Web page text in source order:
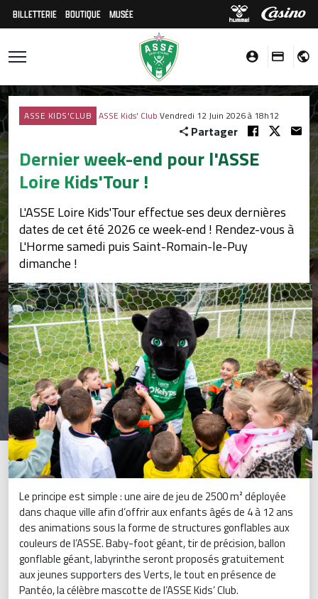
BILLETTERIE BOUTIQUE MUSÉE
ASSE KIDS'CLUB ASSE Kids' Club Vendredi 12 Juin 2026 à 18h12
Partager
Dernier week-end pour l'ASSE
Loire Kids'Tour !
L'ASSE Loire Kids'Tour effectue ses deux dernières
dates de cet été 2026 ce week-end ! Rendez-vous à
L'Horme samedi puis Saint-Romain-le-Puy
dimanche !
Le principe est simple : une aire de jeu de 2500 m² déployée
dans chaque ville afin d’offrir aux enfants âgés de 4 à 12 ans
des animations sous la forme de structures gonflables aux
couleurs de l’ASSE. Baby-foot géant, tir de précision, ballon
gonflable géant, labyrinthe seront proposés gratuitement
aux jeunes supporters des Verts, le tout en présence de
Pantéo, la célèbre mascotte de l’ASSE Kids’ Club.